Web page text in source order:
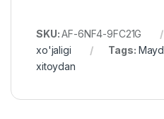
SKU:AF-6NF4-9FC21G
xo'jaligi
Tags:
xitoydan